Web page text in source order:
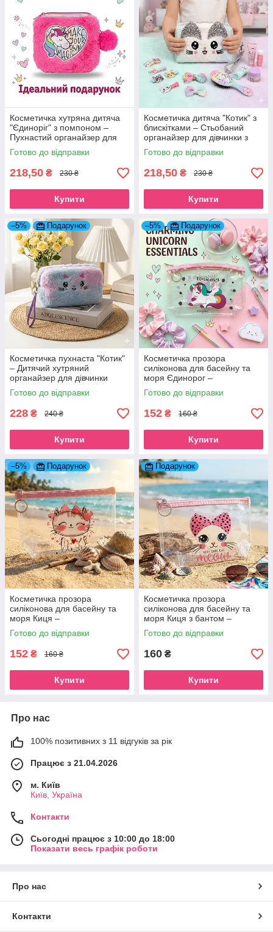
Косметичка хутряна дитяча
"Єдиноріг" з помпоном –
Пухнастий органайзер для
дівчинки
Готово до відправки
218,50 ₴ 230 ₴
Купити
Косметичка дитяча "Котик" з
блискітками – Стьобаний
органайзер для дівчинки з
ремінцем м'ятний
Готово до відправки
218,50 ₴ 230 ₴
Купити
–5% Подарунок
Косметичка пухнаста "Котик"
– Дитячий хутряний
органайзер для дівчинки
блакитно-рожевий
Готово до відправки
228 ₴ 240 ₴
Купити
–5% Подарунок
Косметичка прозора
силіконова для басейну та
моря Єдинорог –
Водонепроникний пенал
органайзер для пляжу та
Готово до відправки
152 ₴ 160 ₴
Купити
–5% Подарунок
Косметичка прозора
силіконова для басейну та
моря Киця –
Водонепроникний пенал
органайзер для пляжу та
Готово до відправки
152 ₴ 160 ₴
Купити
Подарунок
Косметичка прозора
силіконова для басейну та
моря Киця з бантом –
Водонепроникний пенал
органайзер для пляжу та
Готово до відправки
160 ₴
Купити
Про нас
100% позитивних з 11 відгуків за рік
Працює з 21.04.2026
м. Київ
Київ, Україна
Контакти
Сьогодні працює з 10:00 до 18:00
Показати весь графік роботи
Про нас
Контакти